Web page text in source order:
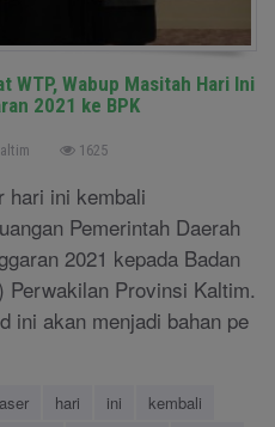
WTP, Wabup Masitah Hari Ini
2021 ke BPK
1625
hari ini kembali
Pemerintah Daerah
2021 kepada Badan
Perwakilan Provinsi Kaltim.
ini akan menjadi bahan pe
hari ini
kembali